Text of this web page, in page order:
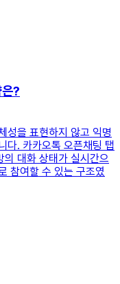
?
성을 표현하지 않고 익명
다. 카카오톡 오픈채팅 탭
대화 상태가 실시간으
참여할 수 있는 구조였